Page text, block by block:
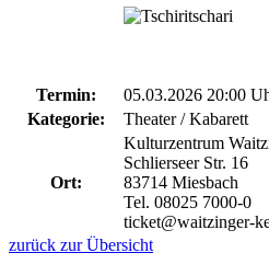
Termin:
05.03.2026 20:00
Kategorie:
Theater / Kabarett
Ort:
Kulturzentrum
Schlierseer Str. 16
83714 Miesbach
Tel. 08025 7000-0
ticket@waitzinger-
zurück zur Übersicht